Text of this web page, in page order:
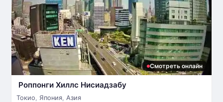
Смотреть онлайн
Роппонги Хиллс Нисиадзабу
Токио, Япония, Азия